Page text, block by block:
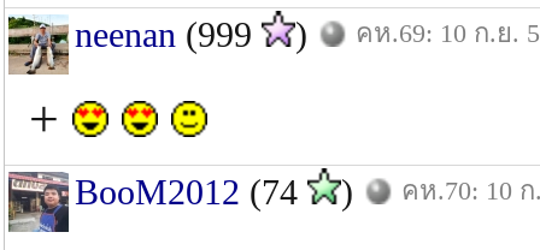
neenan (999 ) คห.69: 10 ก.ย.
+
BooM2012 (74 ) คห.70: 10